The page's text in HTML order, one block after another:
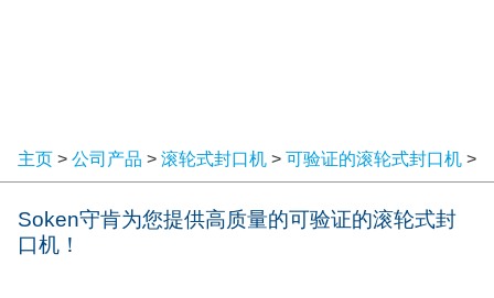
主页 > 公司产品 > 滚轮式封口机 > 可验证的滚轮式封口机 >
Soken守肯为您提供高质量的可验证的滚轮式封
口机！